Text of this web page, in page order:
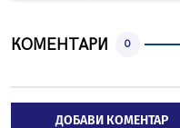
КОМЕНТАРИ 0
ДОБАВИ КОМЕНТАР